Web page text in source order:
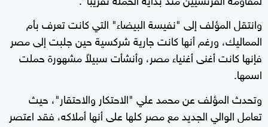
وانتقل المؤلف إلى "نفيسة البيضاء" التي كانت تعرف بأم
المماليك، ورغم أنها كانت جارية شركسية حين جلبت إلى مصر
فإنها كانت أغنى أغنياء مصر، وأنشأت سبيلاً مشهورة حملت
اسمها.
وتحدث المؤلف عن محمد علي "الاحتكار والاحتقار"، حيث
تعامل الوالي الجديد مع مصر كلها على أنها أملاكه، فقد اعتصر